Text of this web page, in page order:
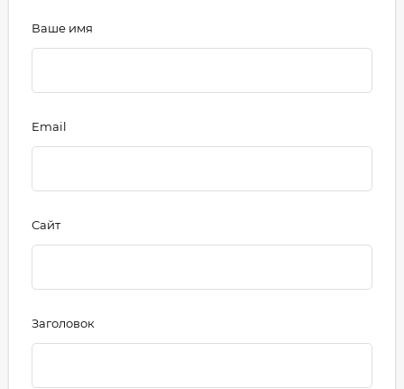
Ваше имя
Email
Сайт
Заголовок